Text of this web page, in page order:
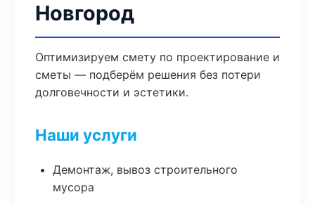
Новгород
Оптимизируем смету по проектирование и
сметы — подберём решения без потери
долговечности и эстетики.
Наши услуги
Демонтаж, вывоз строительного
мусора